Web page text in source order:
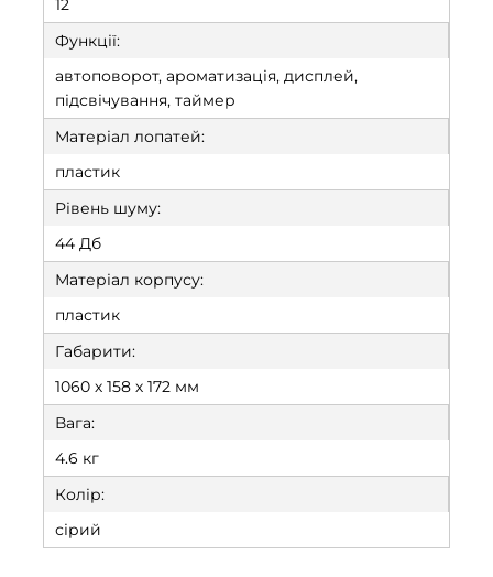
12
Функції:
автоповорот, ароматизація, дисплей,
підсвічування, таймер
Матеріал лопатей:
пластик
Рівень шуму:
44 Дб
Матеріал корпусу:
пластик
Габарити:
1060 х 158 х 172 мм
Вага:
4.6 кг
Колір:
сірий